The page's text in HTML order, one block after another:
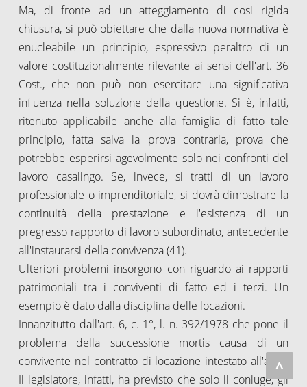
Ma, di fronte ad un atteggiamento di cosi rigida
chiusura, si può obiettare che dalla nuova normativa è
enucleabile un principio, espressivo peraltro di un
valore costituzionalmente rilevante ai sensi dell'art. 36
Cost., che non può non esercitare una significativa
influenza nella soluzione della questione. Si è, infatti,
ritenuto applicabile anche alla famiglia di fatto tale
principio, fatta salva la prova contraria, prova che
potrebbe esperirsi agevolmente solo nei confronti del
lavoro casalingo. Se, invece, si tratti di un lavoro
professionale o imprenditoriale, si dovrà dimostrare la
continuità della prestazione e l'esistenza di un
pregresso rapporto di lavoro subordinato, antecedente
all'instaurarsi della convivenza (41).
Ulteriori problemi insorgono con riguardo ai rapporti
patrimoniali tra i conviventi di fatto ed i terzi. Un
esempio è dato dalla disciplina delle locazioni.
Innanzitutto dall'art. 6, c. 1°, l. n. 392/1978 che pone il
problema della successione mortis causa di un
convivente nel contratto di locazione intestato all'altro.
Il legislatore, infatti, ha previsto che solo il coniuge, gli
^